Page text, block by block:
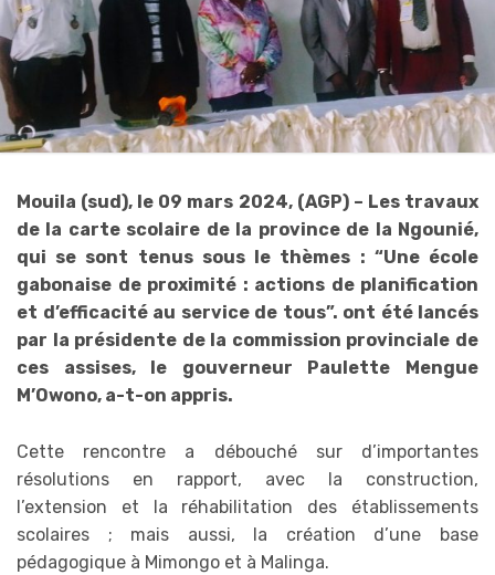
Mouila (sud), le 09 mars 2024, (AGP) – Les travaux
de la carte scolaire de la province de la Ngounié,
qui se sont tenus sous le thèmes : “Une école
gabonaise de proximité : actions de planification
et d’efficacité au service de tous”. ont été lancés
par la présidente de la commission provinciale de
ces assises, le gouverneur Paulette Mengue
M’Owono, a-t-on appris.
Cette rencontre a débouché sur d’importantes
résolutions en rapport, avec la construction,
l’extension et la réhabilitation des établissements
scolaires ; mais aussi, la création d’une base
pédagogique à Mimongo et à Malinga.